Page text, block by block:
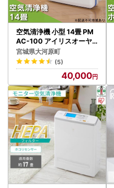
空気清浄機 小型 14畳 PM
AC-100 アイリスオーヤ
マ 空気清浄機
宮城県大河原町
(5)
40,000